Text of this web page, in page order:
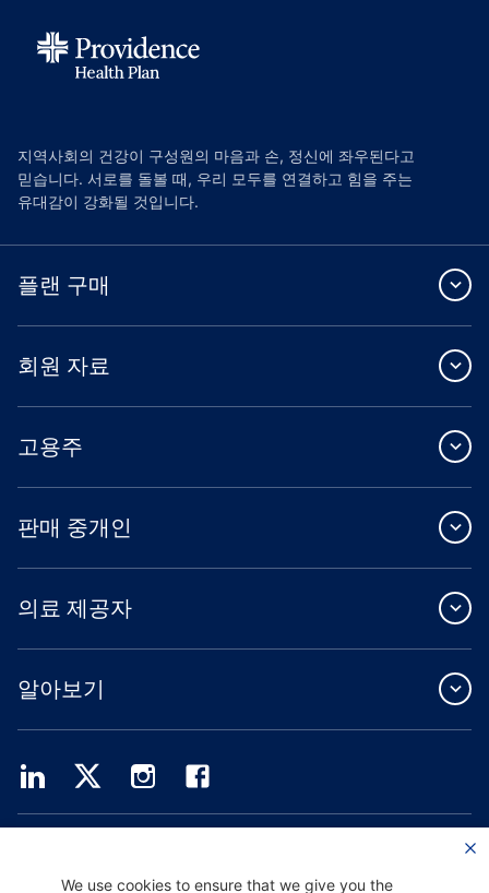
지역사회의 건강이 구성원의 마음과 손, 정신에 좌우된다고
믿습니다. 서로를 돌볼 때, 우리 모두를 연결하고 힘을 주는
유대감이 강화될 것입니다.
플랜 구매
회원 자료
고용주
판매 중개인
의료 제공자
알아보기
Providence Health Assurance는 Medicare 및 Oregon Health Plan 계약을 체결한
We use cookies to ensure that we give you the